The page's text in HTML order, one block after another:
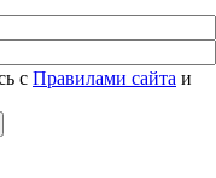
с Правилами сайта и